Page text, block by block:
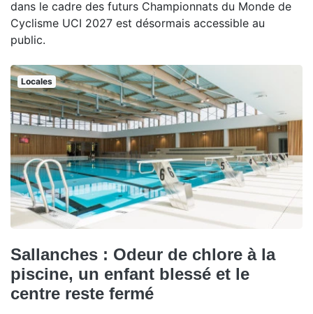
dans le cadre des futurs Championnats du Monde de
Cyclisme UCI 2027 est désormais accessible au
public.
Locales
Sallanches : Odeur de chlore à la
piscine, un enfant blessé et le
centre reste fermé